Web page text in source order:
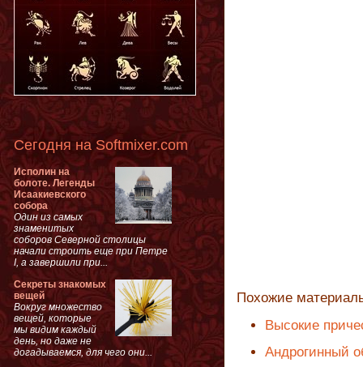
Похожие
Высокие
Андрогинный
Сегодня на Softmixer.com
Исполин на
болоте. Легенды
Исаакиевского
собора
Один из самых
знаменитых
соборов Северной столицы
начали строить еще при Петре
I, а завершили при...
Секреты знакомых
вещей
Вокруг множество
вещей, которые
мы видим каждый
день, но даже не
догадываемся, для чего они...